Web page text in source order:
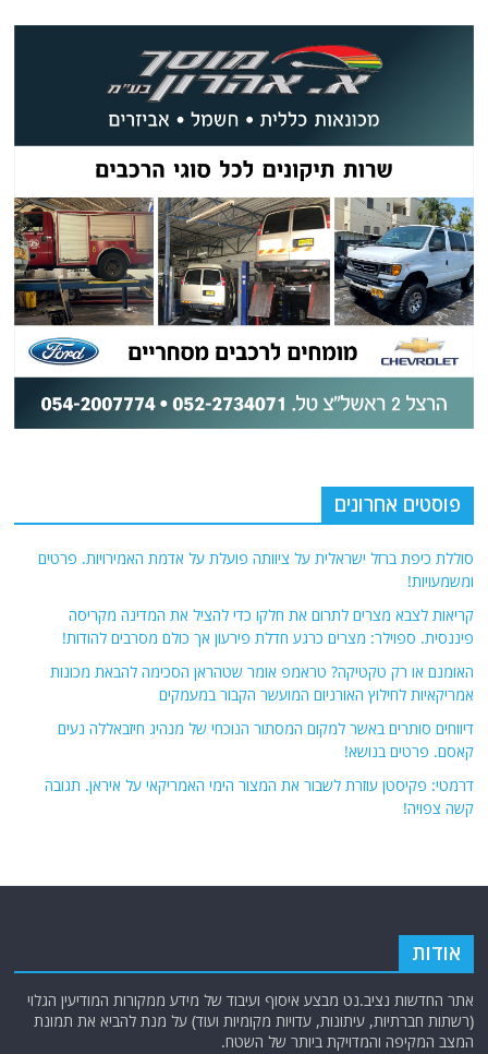
פוסטים אחרונים
סוללת כיפת ברזל ישראלית על ציוותה פועלת על אדמת האמירויות. פרטים
ומשמעויות!
קריאות לצבא מצרים לתרום את חלקו כדי להציל את המדינה מקריסה
פיננסית. ספוילר: מצרים כרגע חדלת פירעון אך כולם מסרבים להודות!
האומנם או רק טקטיקה? טראמפ אומר שטהראן הסכימה להבאת מכונות
אמריקאיות לחילוץ האורניום המועשר הקבור במעמקים
דיווחים סותרים באשר למקום המסתור הנוכחי של מנהיג חיזבאללה נעים
קאסם. פרטים בנושא!
דרמטי: פקיסטן עוזרת לשבור את המצור הימי האמריקאי על איראן. תגובה
קשה צפויה!
אודות
אתר החדשות נציב.נט מבצע איסוף ועיבוד של מידע ממקורות המודיעין הגלוי
(רשתות חברתיות, עיתונות, עדויות מקומיות ועוד) על מנת להביא את תמונת
המצב המקיפה והמדויקת ביותר של השטח.